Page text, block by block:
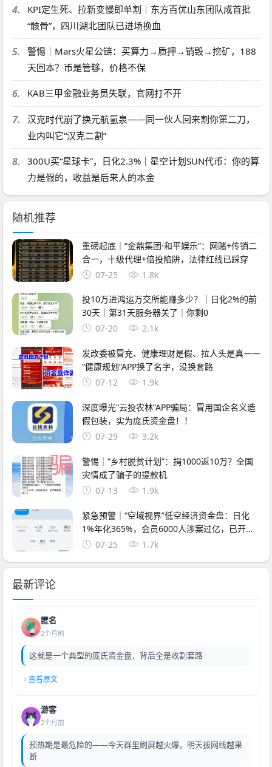
4.
KPI定生死、拉新变慢即单割｜东方百优山东团队成首批
“骸骨”，四川湖北团队已进场换血
5.
警惕｜Mars火星公链：买算力→质押→销毁→挖矿，188
天回本？币是管够，价格不保
6. KAB三甲金融业务员失联，官网打不开
7.
汉克时代崩了换元航氢泉——同一伙人回来割你第二刀，
业内叫它“汉克二割”
8.
300U买“星球卡”，日化2.3%｜星空计划SUN代币：你的算
力是假的，收益是后来人的本金
随机推荐
重磅起底｜“金鼎集团·和平娱乐”：网赌+传销二
合一，十级代理+倍投陷阱，法律红线已踩穿
07-25
1.8k
投10万进鸿运万交所能赚多少？｜日化2%的前
30天｜第31天服务器关了｜你剩0
07-20
2.1k
发改委被冒充、健康理财是假、拉人头是真——
“健康规划”APP换了名字，没换套路
07-12
1.9k
深度曝光“云投农林”APP骗局：冒用国企名义造
假包装，实为庞氏资金盘！！
07-29
3.2k
警惕｜“乡村脱贫计划”：捐1000返10万？全国
灾情成了骗子的提款机
07-13
1.9k
紧急预警｜“空域视界”低空经济资金盘：日化
1%年化365%，会员6000人涉案过亿，已开始
单割封号——智航智引怎么崩的，它就怎么崩
07-25 1.7k
最新评论
匿名
2个月前
这就是一个典型的庞氏资金盘，背后全是收割套路
查看原文
游客
2个月前
预热期是最危险的——今天群里刷屏越火爆，明天拔网线越果
断